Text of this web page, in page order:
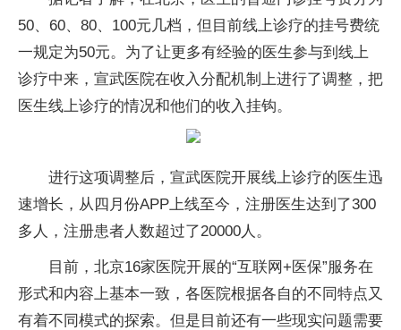
50、60、80、100元几档，但目前线上诊疗的挂号费统
一规定为50元。为了让更多有经验的医生参与到线上
诊疗中来，宣武医院在收入分配机制上进行了调整，把
医生线上诊疗的情况和他们的收入挂钩。
进行这项调整后，宣武医院开展线上诊疗的医生迅
速增长，从四月份APP上线至今，注册医生达到了300
多人，注册患者人数超过了20000人。
目前，北京16家医院开展的“互联网+医保”服务在
形式和内容上基本一致，各医院根据各自的不同特点又
有着不同模式的探索。但是目前还有一些现实问题需要